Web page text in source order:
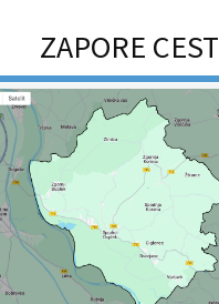
ZAPORE CEST